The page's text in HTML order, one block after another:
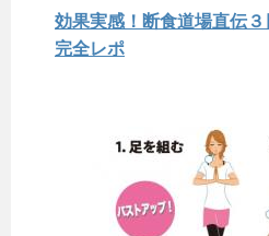
効果実感！断食道場直伝
完全レポ